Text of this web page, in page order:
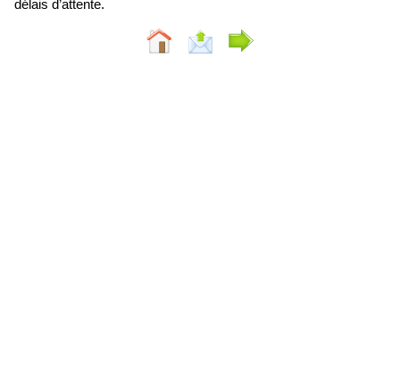
délais d’attente.